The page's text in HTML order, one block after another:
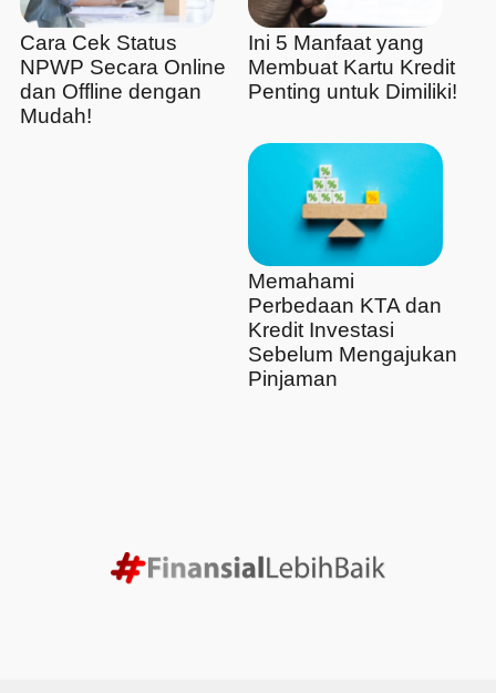
Cara Cek Status
NPWP Secara Online
dan Offline dengan
Mudah!
Ini 5 Manfaat yang
Membuat Kartu Kredit
Penting untuk Dimiliki!
Memahami
Perbedaan KTA dan
Kredit Investasi
Sebelum Mengajukan
Pinjaman